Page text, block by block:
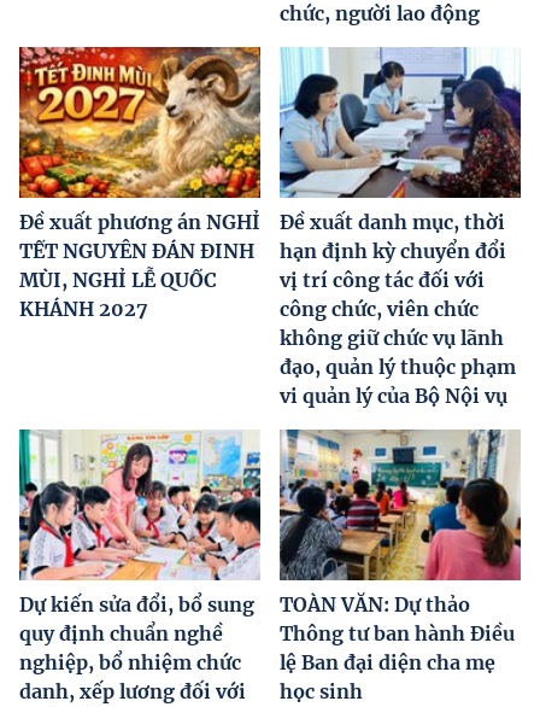
chức, người lao động
Đề xuất phương án NGHỈ
TẾT NGUYÊN ĐÁN ĐINH
MÙI, NGHỈ LỄ QUỐC
KHÁNH 2027
Đề xuất danh mục, thời
hạn định kỳ chuyển đổi
vị trí công tác đối với
công chức, viên chức
không giữ chức vụ lãnh
đạo, quản lý thuộc phạm
vi quản lý của Bộ Nội vụ
Dự kiến sửa đổi, bổ sung
quy định chuẩn nghề
nghiệp, bổ nhiệm chức
danh, xếp lương đối với
TOÀN VĂN: Dự thảo
Thông tư ban hành Điều
lệ Ban đại diện cha mẹ
học sinh